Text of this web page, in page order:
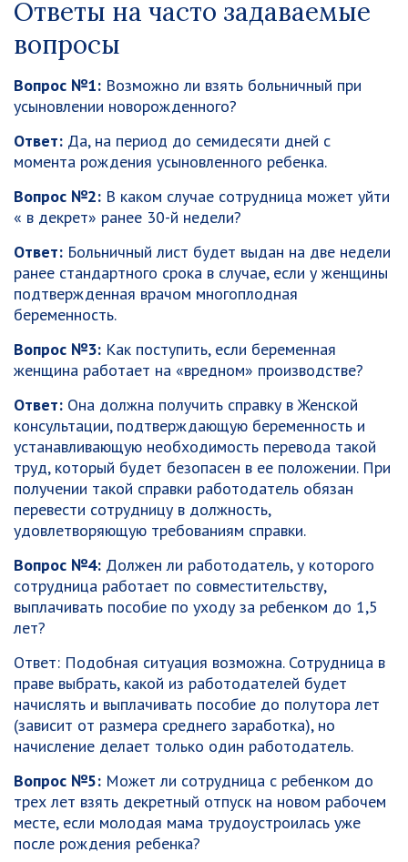
Ответы на часто задаваемые
вопросы
Вопрос №1: Возможно ли взять больничный при
усыновлении новорожденного?
Ответ: Да, на период до семидесяти дней с
момента рождения усыновленного ребенка.
Вопрос №2: В каком случае сотрудница может уйти
« в декрет» ранее 30-й недели?
Ответ: Больничный лист будет выдан на две недели
ранее стандартного срока в случае, если у женщины
подтвержденная врачом многоплодная
беременность.
Вопрос №3: Как поступить, если беременная
женщина работает на «вредном» производстве?
Ответ: Она должна получить справку в Женской
консультации, подтверждающую беременность и
устанавливающую необходимость перевода такой
труд, который будет безопасен в ее положении. При
получении такой справки работодатель обязан
перевести сотрудницу в должность,
удовлетворяющую требованиям справки.
Вопрос №4: Должен ли работодатель, у которого
сотрудница работает по совместительству,
выплачивать пособие по уходу за ребенком до 1,5
лет?
Ответ: Подобная ситуация возможна. Сотрудница в
праве выбрать, какой из работодателей будет
начислять и выплачивать пособие до полутора лет
(зависит от размера среднего заработка), но
начисление делает только один работодатель.
Вопрос №5: Может ли сотрудница с ребенком до
трех лет взять декретный отпуск на новом рабочем
месте, если молодая мама трудоустроилась уже
после рождения ребенка?